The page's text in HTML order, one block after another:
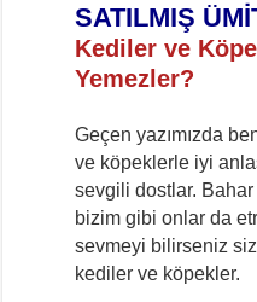
SATILMIŞ
Kediler ve
Yemezler?
Geçen yazımızda
ve köpeklerle iyi
sevgili dostlar.
bizim gibi onlar da
sevmeyi bilirseniz
kediler ve köpekler.